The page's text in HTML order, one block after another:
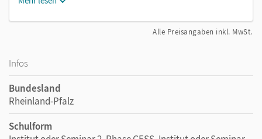
Alle Preisangaben inkl. MwSt.
Infos
Bundesland
Rheinland-Pfalz
Schulform